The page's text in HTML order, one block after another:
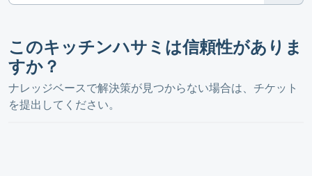
このキッチンハサミは信頼性がありま
すか？
ナレッジベースで解決策が見つからない場合は、チケット
を提出してください。